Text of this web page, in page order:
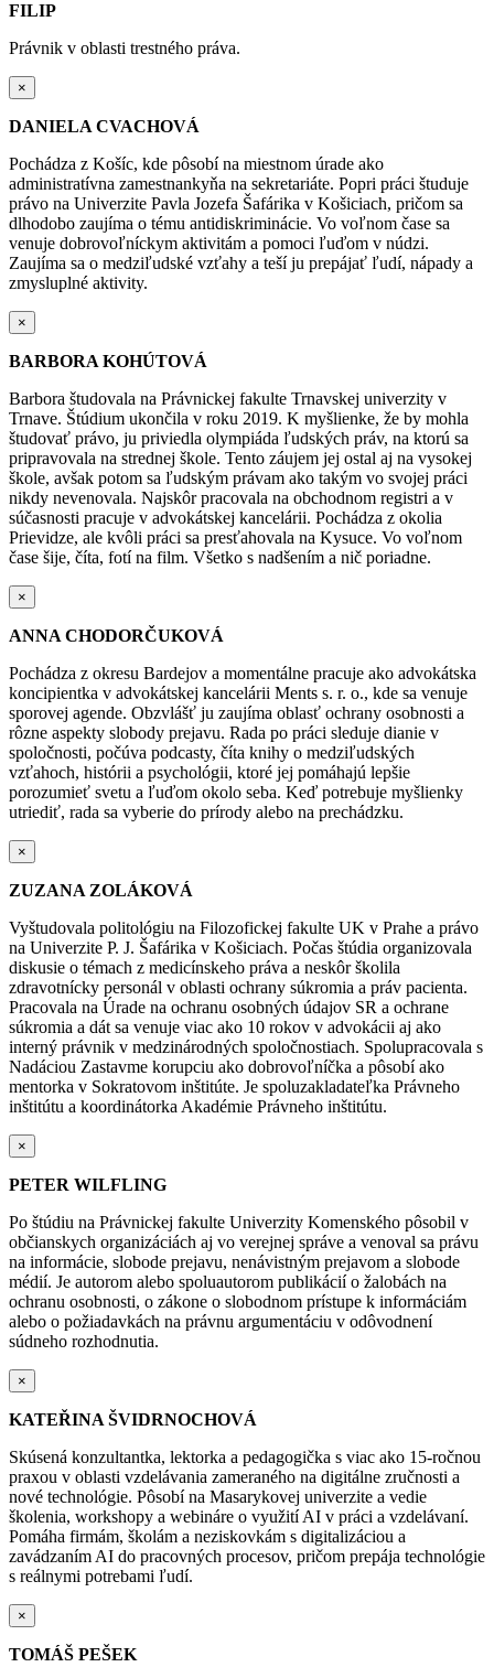
FILIP
Právnik v oblasti trestného práva.
×
DANIELA CVACHOVÁ
Pochádza z Košíc, kde pôsobí na miestnom úrade ako
administratívna zamestnankyňa na sekretariáte. Popri práci študuje
právo na Univerzite Pavla Jozefa Šafárika v Košiciach, pričom sa
dlhodobo zaujíma o tému antidiskriminácie. Vo voľnom čase sa
venuje dobrovoľníckym aktivitám a pomoci ľuďom v núdzi.
Zaujíma sa o medziľudské vzťahy a teší ju prepájať ľudí, nápady a
zmysluplné aktivity.
×
BARBORA KOHÚTOVÁ
Barbora študovala na Právnickej fakulte Trnavskej univerzity v
Trnave. Štúdium ukončila v roku 2019. K myšlienke, že by mohla
študovať právo, ju priviedla olympiáda ľudských práv, na ktorú sa
pripravovala na strednej škole. Tento záujem jej ostal aj na vysokej
škole, avšak potom sa ľudským právam ako takým vo svojej práci
nikdy nevenovala. Najskôr pracovala na obchodnom registri a v
súčasnosti pracuje v advokátskej kancelárii. Pochádza z okolia
Prievidze, ale kvôli práci sa presťahovala na Kysuce. Vo voľnom
čase šije, číta, fotí na film. Všetko s nadšením a nič poriadne.
×
ANNA CHODORČUKOVÁ
Pochádza z okresu Bardejov a momentálne pracuje ako advokátska
koncipientka v advokátskej kancelárii Ments s. r. o., kde sa venuje
sporovej agende. Obzvlášť ju zaujíma oblasť ochrany osobnosti a
rôzne aspekty slobody prejavu. Rada po práci sleduje dianie v
spoločnosti, počúva podcasty, číta knihy o medziľudských
vzťahoch, histórii a psychológii, ktoré jej pomáhajú lepšie
porozumieť svetu a ľuďom okolo seba. Keď potrebuje myšlienky
utriediť, rada sa vyberie do prírody alebo na prechádzku.
×
ZUZANA ZOLÁKOVÁ
Vyštudovala politológiu na Filozofickej fakulte UK v Prahe a právo
na Univerzite P. J. Šafárika v Košiciach. Počas štúdia organizovala
diskusie o témach z medicínskeho práva a neskôr školila
zdravotnícky personál v oblasti ochrany súkromia a práv pacienta.
Pracovala na Úrade na ochranu osobných údajov SR a ochrane
súkromia a dát sa venuje viac ako 10 rokov v advokácii aj ako
interný právnik v medzinárodných spoločnostiach. Spolupracovala s
Nadáciou Zastavme korupciu ako dobrovoľníčka a pôsobí ako
mentorka v Sokratovom inštitúte. Je spoluzakladateľka Právneho
inštitútu a koordinátorka Akadémie Právneho inštitútu.
×
PETER WILFLING
Po štúdiu na Právnickej fakulte Univerzity Komenského pôsobil v
občianskych organizáciách aj vo verejnej správe a venoval sa právu
na informácie, slobode prejavu, nenávistným prejavom a slobode
médií. Je autorom alebo spoluautorom publikácií o žalobách na
ochranu osobnosti, o zákone o slobodnom prístupe k informáciám
alebo o požiadavkách na právnu argumentáciu v odôvodnení
súdneho rozhodnutia.
×
KATEŘINA ŠVIDRNOCHOVÁ
Skúsená konzultantka, lektorka a pedagogička s viac ako 15-ročnou
praxou v oblasti vzdelávania zameraného na digitálne zručnosti a
nové technológie. Pôsobí na Masarykovej univerzite a vedie
školenia, workshopy a webináre o využití AI v práci a vzdelávaní.
Pomáha firmám, školám a neziskovkám s digitalizáciou a
zavádzaním AI do pracovných procesov, pričom prepája technológie
s reálnymi potrebami ľudí.
×
TOMÁŠ PEŠEK